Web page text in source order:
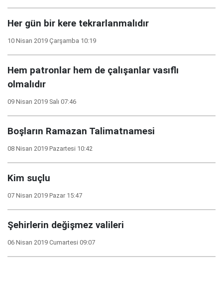
Her gün bir kere tekrarlanmalıdır
10 Nisan 2019 Çarşamba 10:19
Hem patronlar hem de çalışanlar vasıflı
olmalıdır
09 Nisan 2019 Salı 07:46
Boşların Ramazan Talimatnamesi
08 Nisan 2019 Pazartesi 10:42
Kim suçlu
07 Nisan 2019 Pazar 15:47
Şehirlerin değişmez valileri
06 Nisan 2019 Cumartesi 09:07